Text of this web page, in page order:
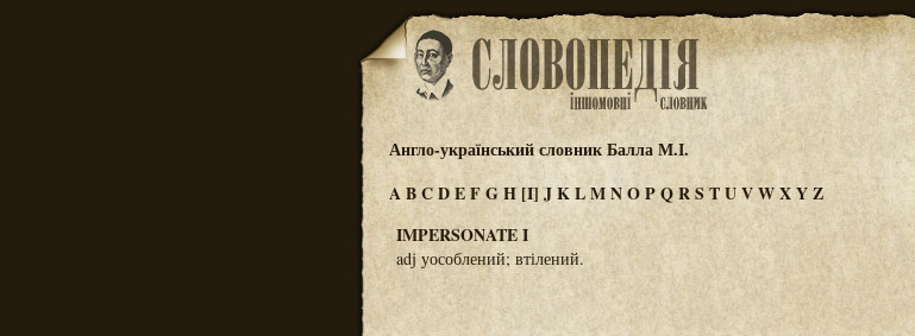
Англо-український словник Балла М.І.
ABCDEFGH [I] JKLMNOPQRSTUVWXYZ
IMPERSONATE I
adj уособлений; втілений.